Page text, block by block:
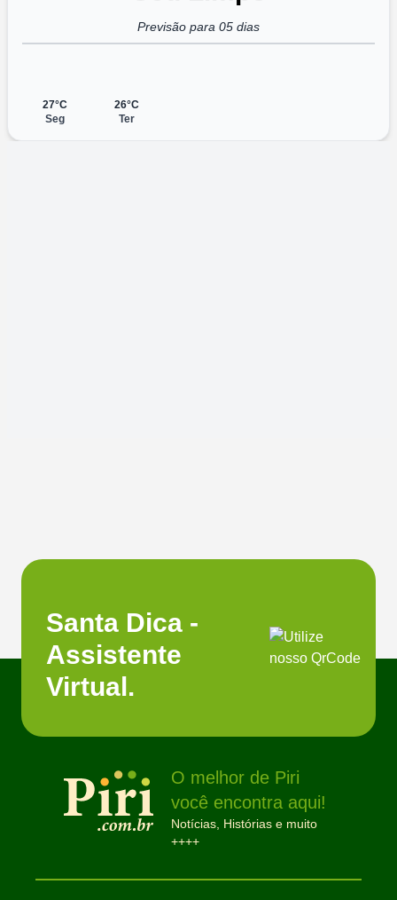
Previsão para 05 dias
27°C
Seg
26°C
Ter
Santa Dica -
Assistente
Virtual.
O melhor de Piri
você encontra aqui!
Notícias, Histórias e muito
++++